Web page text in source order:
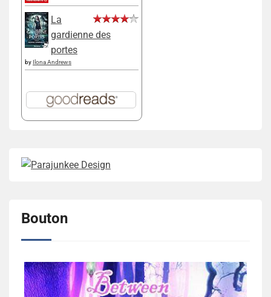
La
gardienne des
portes
by Ilona Andrews
Bouton